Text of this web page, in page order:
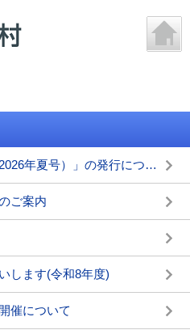
「たのはた くらしがたり（2026年夏号）」の発行について
ご案内
します(令和8年度)
催について